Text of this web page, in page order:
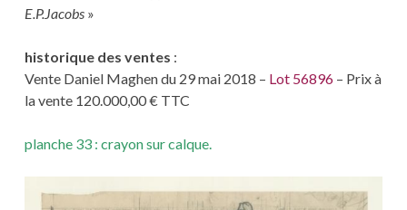
E.P.Jacobs»
historique des ventes :
Vente Daniel Maghen du 29 mai 2018 – Lot 56896– Prix à
la vente 120.000,00 € TTC
planche 33 : crayon sur calque.